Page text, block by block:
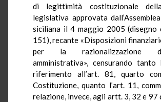
di legittimità costituzionale
legislativa approvata
siciliana il 4 maggio 2005 (disegno
151), recante «Disposizioni
per la razionalizzazione
amministrativa», censurando tanto
riferimento all’art. 81, quarto
Costituzione, quanto l’art. 11,
relazione, invece, agli artt. 3, 32 e 97